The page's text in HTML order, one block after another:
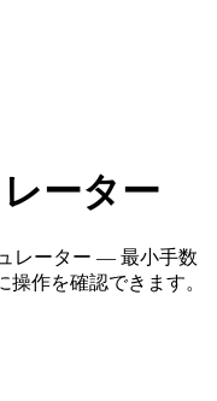
ーター
レーター — 最小手数
操作を確認できます。